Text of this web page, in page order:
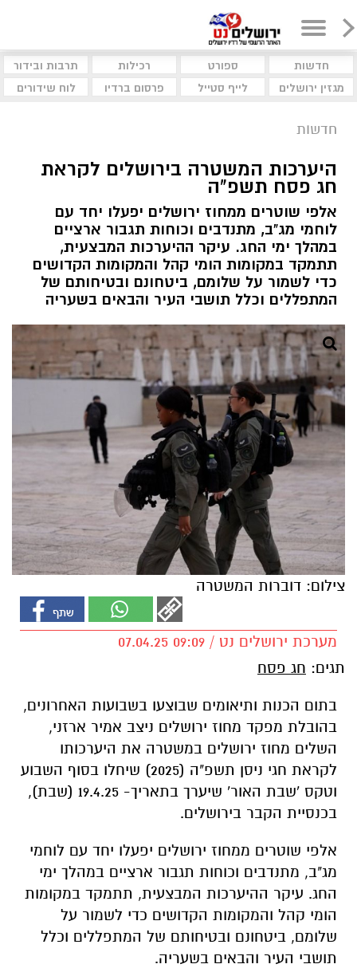
חדשות ספורט רכילות
תרבות ובידור
מגזין ירושלים
לייף סטייל פרסום ברדיו לוח שידורים
חדשות
היערכות המשטרה בירושלים לקראת
חג פסח תשפ"ה
אלפי שוטרים ממחוז ירושלים יפעלו יחד עם
לוחמי מג"ב, מתנדבים וכוחות תגבור ארציים
במהלך ימי החג. עיקר ההיערכות המבצעית,
תתמקד במקומות הומי קהל והמקומות הקדושים
כדי לשמור על שלומם, ביטחונם ובטיחותם של
המתפללים וכלל תושבי העיר והבאים בשעריה
צילום: דוברות המשטרה
מערכת ירושלים נט / 09:09 07.04.25
תגים: חג פסח
בתום הכנות ותיאומים שבוצעו בשבועות האחרונים,
בהובלת מפקד מחוז ירושלים ניצב אמיר ארזני,
השלים מחוז ירושלים במשטרה את היערכותו
לקראת חגי ניסן תשפ"ה (2025) שיחלו בסוף השבוע
וטקס 'שבת האור' שיערך בתאריך- 19.4.25 (שבת),
בכנסיית הקבר בירושלים.
אלפי שוטרים ממחוז ירושלים יפעלו יחד עם לוחמי
מג"ב, מתנדבים וכוחות תגבור ארציים במהלך ימי
החג. עיקר ההיערכות המבצעית, תתמקד במקומות
הומי קהל והמקומות הקדושים כדי לשמור על
שלומם, ביטחונם ובטיחותם של המתפללים וכלל
תושבי העיר והבאים בשעריה.